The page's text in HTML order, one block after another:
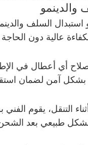
والدينمو
استبدال السلف
عالية دون الحاجة
أي أعطال في
آمن لضمان
التنقل، يقوم
طبيعي بعد